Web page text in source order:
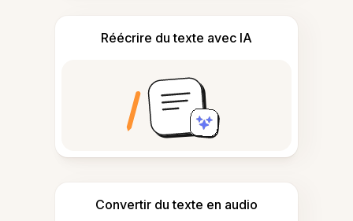
Réécrire du texte avec IA
Convertir du texte en audio